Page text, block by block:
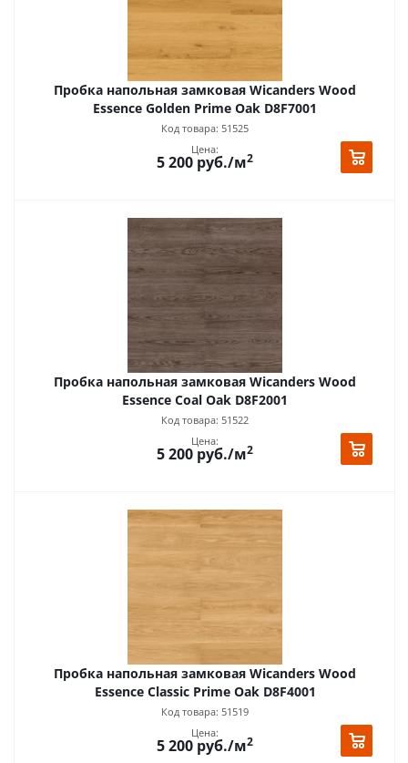
Пробка напольная замковая Wicanders Wood
Essence Golden Prime Oak D8F7001
Код товара: 51525
Цена:
5 200 руб./м2
Пробка напольная замковая Wicanders Wood
Essence Coal Oak D8F2001
Код товара: 51522
Цена:
5 200 руб./м2
Пробка напольная замковая Wicanders Wood
Essence Classic Prime Oak D8F4001
Код товара: 51519
Цена:
5 200 руб./м2